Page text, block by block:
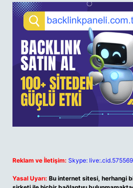
Reklam ve İletişim: Skype:
Yasal Uyarı: Bu internet sitesi, herhangi